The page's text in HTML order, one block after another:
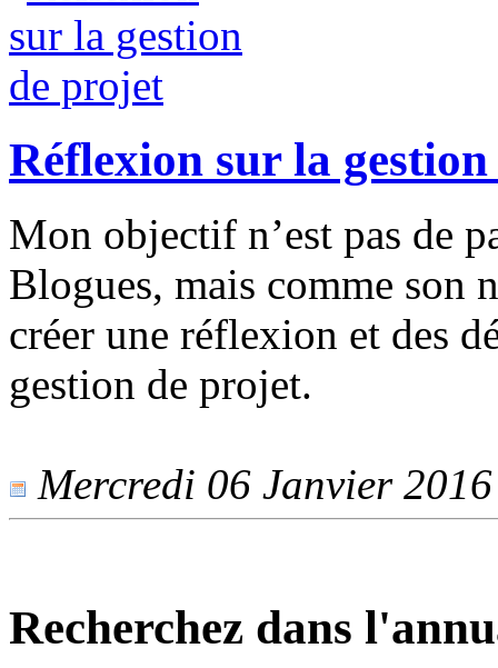
Réflexion sur la
Mon objectif n’est pas de
Blogues, mais comme son
créer une réflexion et des
gestion de projet.
Mercredi 06 Janvier
Recherchez dans